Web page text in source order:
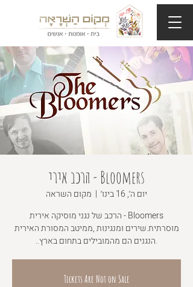
Bloomers - הרכב אירי
יום ה׳, 16 בינו׳
  |
מקום השראה
Bloomers - הרכב של נגני מוסיקה אירית
מוסרתית.שירים ומנגינות ,ממיטב המסורת האירית
.הנגנים הם מהמובילים בתחום בארץ..
Tickets Are Not on Sale